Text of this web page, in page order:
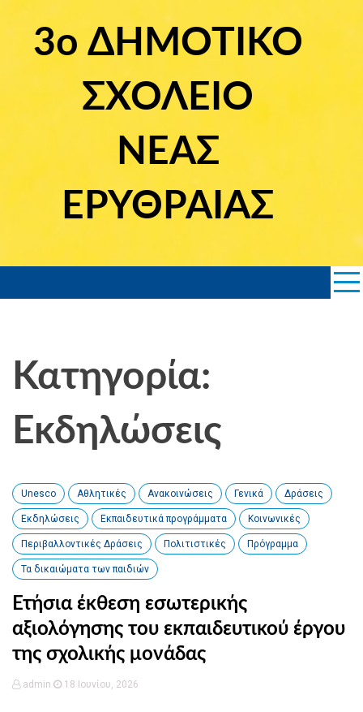
content3ο ΔΗΜΟΤΙΚΟ
ΣΧΟΛΕΙΟ
ΝΕΑΣ
ΕΡΥΘΡΑΙΑΣ
Κατηγορία:
Εκδηλώσεις
Unesco Αθλητικές Ανακοινώσεις Γενικά Δράσεις
Εκδηλώσεις Εκπαιδευτικά προγράμματα Κοινωνικές
Περιβαλλοντικές Δράσεις Πολιτιστικές Πρόγραμμα
Τα δικαιώματα των παιδιών
Ετήσια έκθεση εσωτερικής
αξιολόγησης του εκπαιδευτικού έργου
της σχολικής μονάδας
admin 18 Ιουνίου, 2026